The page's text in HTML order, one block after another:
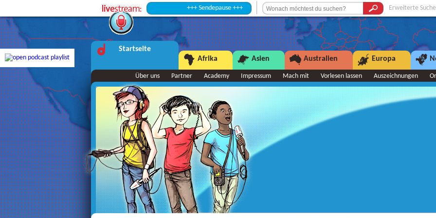
+++ Sendepause +++ Erweiterte Suche
Startseite
Afrika
Asien Australien Europa
Über uns Partner Academy Impressum Mach mit Vorlesen lassen Auszeichnungen